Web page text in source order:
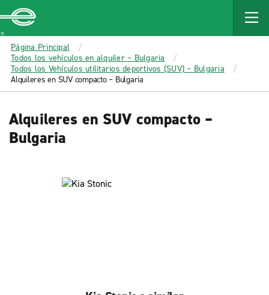
MAIN
CONTENT
Enterprise
Página Principal
Todos los vehículos en alquiler – Bulgaria
Todos los Vehículos utilitarios deportivos (SUV) – Bulgaria
Alquileres en SUV compacto – Bulgaria
Alquileres en SUV compacto –
Bulgaria